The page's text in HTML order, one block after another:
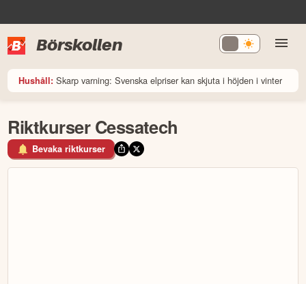
Börskollen
Hushåll: Skarp varning: Svenska elpriser kan skjuta i höjden i vinter
Riktkurser Cessatech
Bevaka riktkurser